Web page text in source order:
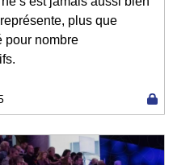
plus que
pour nombre